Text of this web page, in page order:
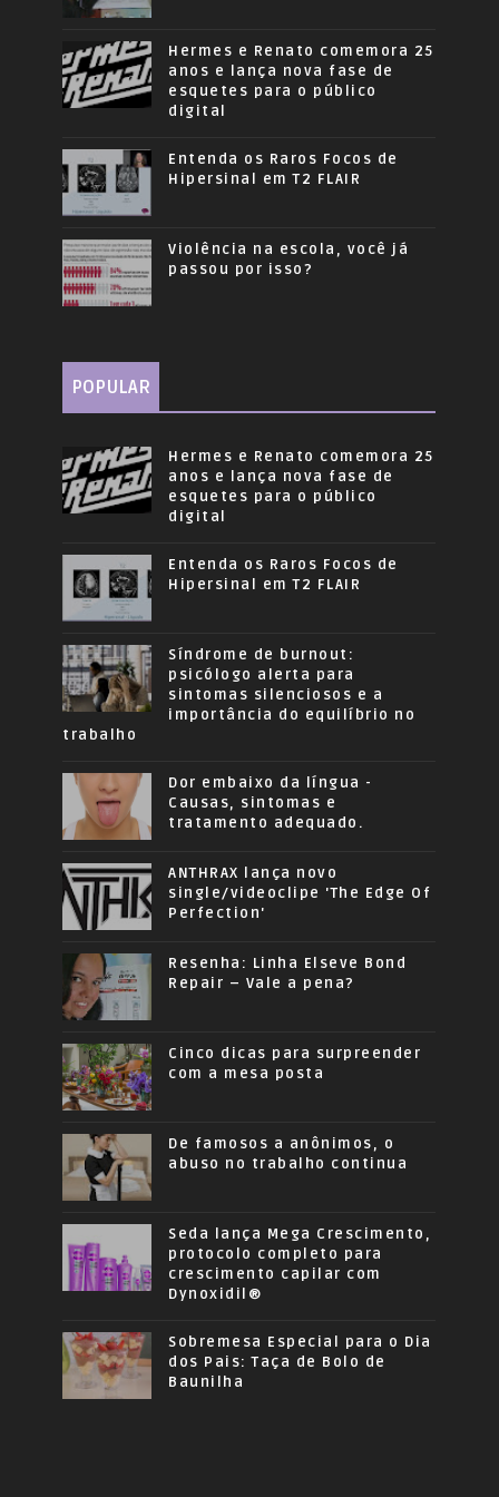
Hermes e Renato comemora 25
anos e lança nova fase de
esquetes para o público
digital
Entenda os Raros Focos de
Hipersinal em T2 FLAIR
Violência na escola, você já
passou por isso?
POPULAR
Hermes e Renato comemora 25
anos e lança nova fase de
esquetes para o público
digital
Entenda os Raros Focos de
Hipersinal em T2 FLAIR
Síndrome de burnout:
psicólogo alerta para
sintomas silenciosos e a
importância do equilíbrio no
trabalho
Dor embaixo da língua -
Causas, sintomas e
tratamento adequado.
ANTHRAX lança novo
single/videoclipe 'The Edge Of
Perfection'
Resenha: Linha Elseve Bond
Repair – Vale a pena?
Cinco dicas para surpreender
com a mesa posta
De famosos a anônimos, o
abuso no trabalho continua
Seda lança Mega Crescimento,
protocolo completo para
crescimento capilar com
Dynoxidil®
Sobremesa Especial para o Dia
dos Pais: Taça de Bolo de
Baunilha